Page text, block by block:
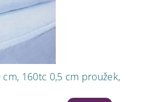
160tc 0,5 cm proužek,